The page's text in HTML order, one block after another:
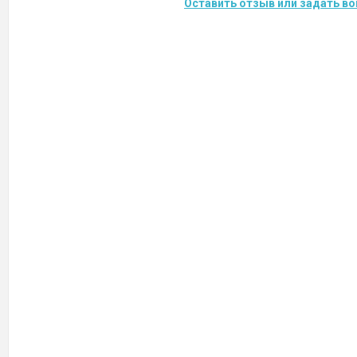
Оставить отзыв или задать